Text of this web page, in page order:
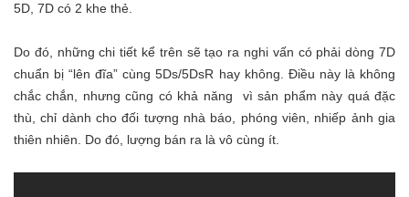
5D, 7D có 2 khe thẻ.
Do đó, những chi tiết kể trên sẽ tạo ra nghi vấn có phải dòng 7D
chuẩn bị “lên đĩa” cùng 5Ds/5DsR hay không. Điều này là không
chắc chắn, nhưng cũng có khả năng vì sản phẩm này quá đặc
thù, chỉ dành cho đối tượng nhà báo, phóng viên, nhiếp ảnh gia
thiên nhiên. Do đó, lượng bán ra là vô cùng ít.